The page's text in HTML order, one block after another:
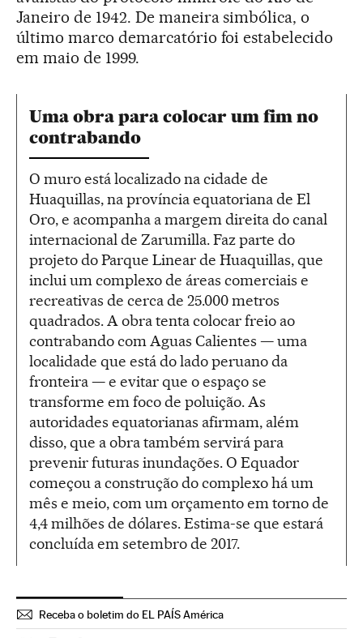
Janeiro de 1942. De maneira simbólica, o
último marco demarcatório foi estabelecido
em maio de 1999.
Uma obra para colocar um fim no
contrabando
O muro está localizado na cidade de
Huaquillas, na província equatoriana de El
Oro, e acompanha a margem direita do canal
internacional de Zarumilla. Faz parte do
projeto do Parque Linear de Huaquillas, que
inclui um complexo de áreas comerciais e
recreativas de cerca de 25.000 metros
quadrados. A obra tenta colocar freio ao
contrabando com Aguas Calientes — uma
localidade que está do lado peruano da
fronteira — e evitar que o espaço se
transforme em foco de poluição. As
autoridades equatorianas afirmam, além
disso, que a obra também servirá para
prevenir futuras inundações. O Equador
começou a construção do complexo há um
mês e meio, com um orçamento em torno de
4,4 milhões de dólares. Estima-se que estará
concluída em setembro de 2017.
Receba o boletim do EL PAÍS América